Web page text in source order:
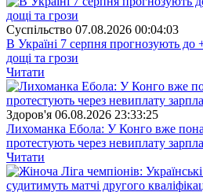
Суспiльство 07.08.2026 00:04:03
В Україні 7 серпня прогнозують до
дощі та грози
Читати
Здоров'я 06.08.2026 23:33:25
Лихоманка Ебола: У Конго вже
протестують через невиплату
Читати